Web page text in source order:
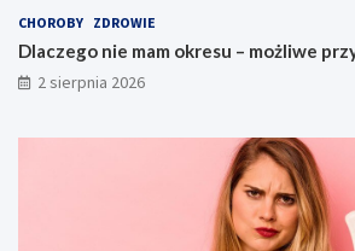
CHOROBY ZDROWIE
Dlaczego nie mam okresu – możliwe
2 sierpnia 2026